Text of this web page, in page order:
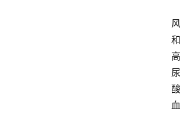
风
和
高
尿
酸
血